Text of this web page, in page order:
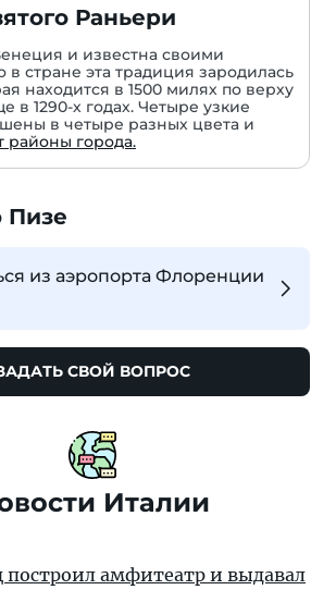
Раньери
и известна своими
в стране эта традиция зародилась
находится в 1500 милях по верху
в 1290-х годах. Четыре узкие
в четыре разных цвета и
районы города.
Пизе
из аэропорта Флоренции
СВОЙ ВОПРОС
Италии
построил амфитеатр и выдавал